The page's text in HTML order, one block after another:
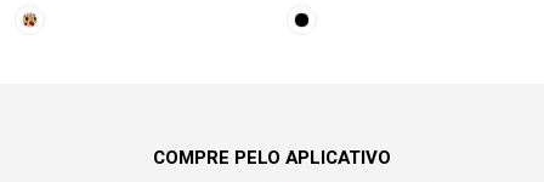
COMPRE PELO APLICATIVO